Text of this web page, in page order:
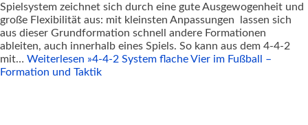
Spielsystem zeichnet sich durch eine gute Ausgewogenheit und
große Flexibilität aus: mit kleinsten Anpassungen lassen sich
aus dieser Grundformation schnell andere Formationen
ableiten, auch innerhalb eines Spiels. So kann aus dem 4-4-2
mit… Weiterlesen »4-4-2 System flache Vier im Fußball –
Formation und Taktik